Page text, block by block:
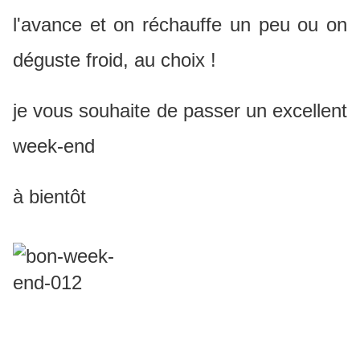
l'avance et on réchauffe un peu ou on
déguste froid, au choix !
je vous souhaite de passer un excellent
week-end
à bientôt